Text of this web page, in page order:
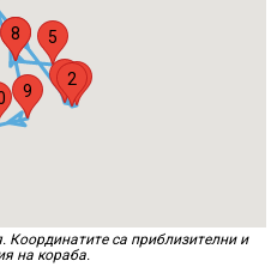
2
3
4
5
6
8
9
са приблизителни и
на кораба.